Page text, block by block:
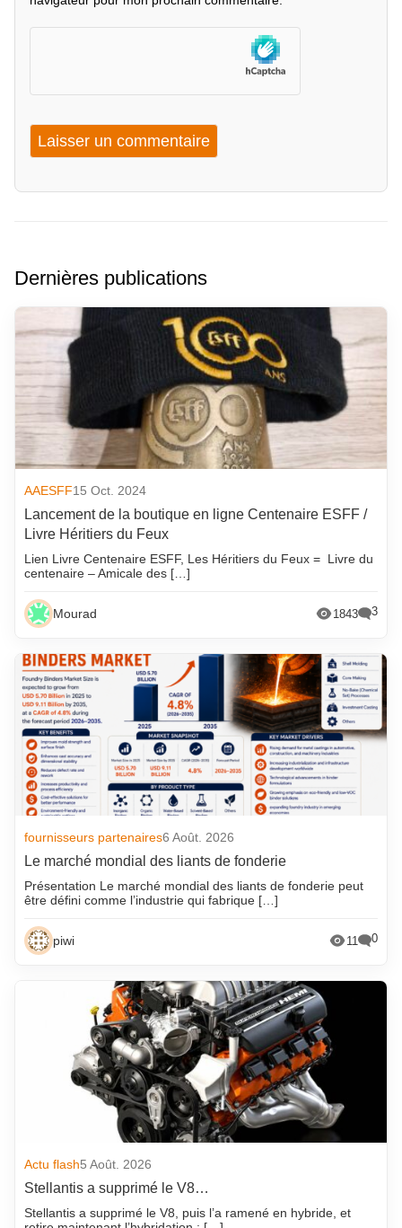
Dernières publications
AAESFF15 Oct. 2024
Lancement de la boutique en ligne Centenaire ESFF /
Livre Héritiers du Feux
Lien Livre Centenaire ESFF, Les Héritiers du Feux = Livre du
centenaire – Amicale des […]
Mourad 1843 3
fournisseurs partenaires6 Août. 2026
Le marché mondial des liants de fonderie
Présentation Le marché mondial des liants de fonderie peut
être défini comme l’industrie qui fabrique […]
piwi 11 0
Actu flash5 Août. 2026
Stellantis a supprimé le V8…
Stellantis a supprimé le V8, puis l’a ramené en hybride, et